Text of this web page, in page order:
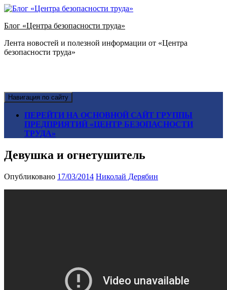
Блог «Центра безопасности труда»
Лента новостей и полезной информации от «Центра
безопасности труда»
Навигация по сайту
ПЕРЕЙТИ НА ОСНОВНОЙ САЙТ ГРУППЫ
ПРЕДПРИЯТИЙ «ЦЕНТР БЕЗОПАСНОСТИ
ТРУДА»
Девушка и огнетушитель
Опубликовано 17/03/2014 Николай Дерябин